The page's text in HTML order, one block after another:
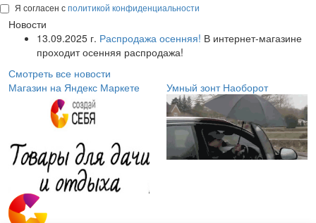
Я согласен сполитикой конфиденциальности
Новости
13.09.2025 г. Распродажа осенняя! В интернет-магазине
проходит осенняя распродажа!
Смотреть все новости
Магазин на Яндекс Маркете
Умный зонт Наоборот